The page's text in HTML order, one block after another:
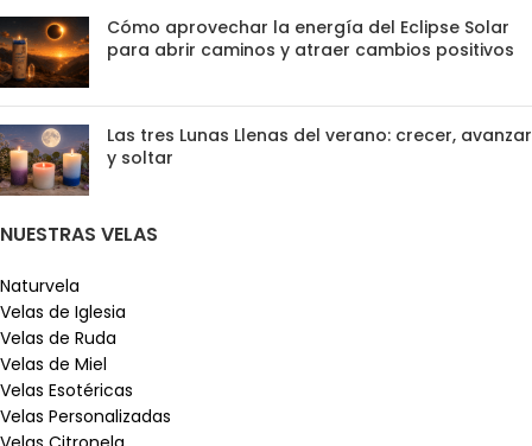
Cómo aprovechar la energía del Eclipse Solar
para abrir caminos y atraer cambios positivos
Las tres Lunas Llenas del verano: crecer, avanzar
y soltar
NUESTRAS VELAS
Naturvela
Velas de Iglesia
Velas de Ruda
Velas de Miel
Velas Esotéricas
Velas Personalizadas